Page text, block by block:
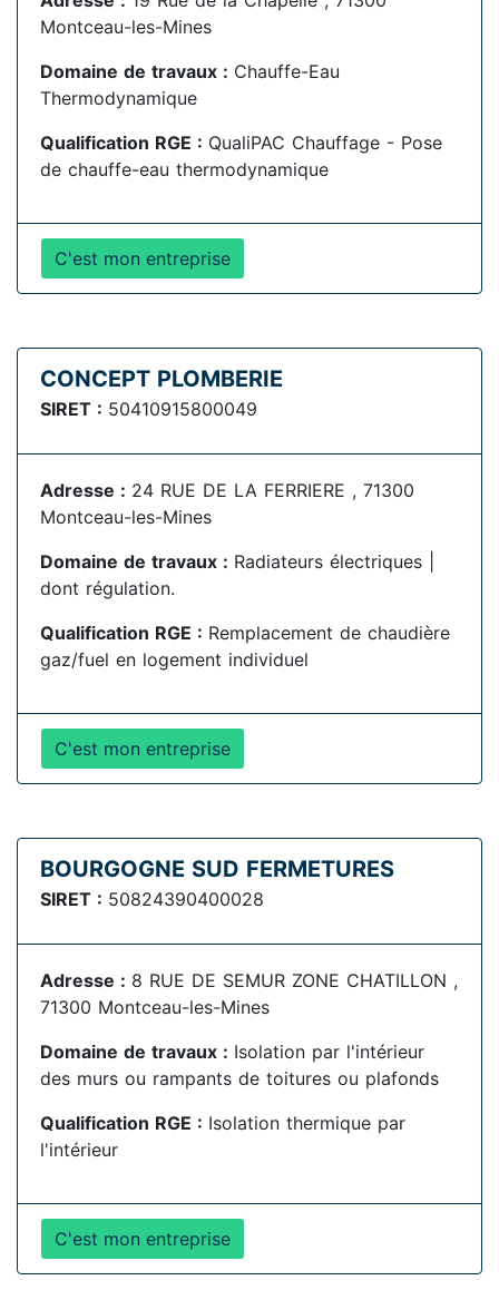
Montceau-les-Mines
Domaine de travaux : Chauffe-Eau
Thermodynamique
Qualification RGE : QualiPAC Chauffage - Pose
de chauffe-eau thermodynamique
C'est mon entreprise
CONCEPT PLOMBERIE
SIRET : 50410915800049
Adresse : 24 RUE DE LA FERRIERE , 71300
Montceau-les-Mines
Domaine de travaux : Radiateurs électriques |
dont régulation.
Qualification RGE : Remplacement de chaudière
gaz/fuel en logement individuel
C'est mon entreprise
BOURGOGNE SUD FERMETURES
SIRET : 50824390400028
Adresse : 8 RUE DE SEMUR ZONE CHATILLON ,
71300 Montceau-les-Mines
Domaine de travaux : Isolation par l'intérieur
des murs ou rampants de toitures ou plafonds
Qualification RGE : Isolation thermique par
l'intérieur
C'est mon entreprise